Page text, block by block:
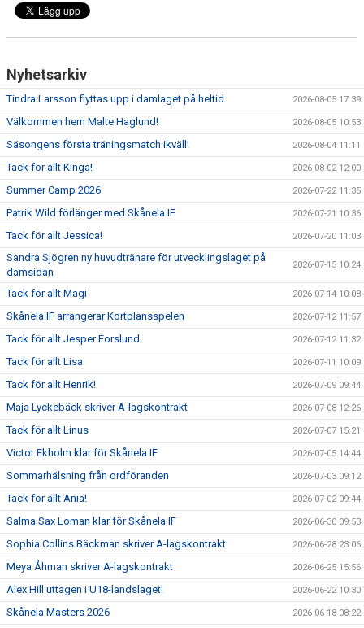
Nyhetsarkiv
Tindra Larsson flyttas upp i damlaget på heltid 2026-08-05 17:39
Välkommen hem Malte Haglund! 2026-08-05 10:53
Säsongens första träningsmatch ikväll! 2026-08-04 11:11
Tack för allt Kinga! 2026-08-02 12:00
Summer Camp 2026 2026-07-22 11:35
Patrik Wild förlänger med Skånela IF 2026-07-21 10:36
Tack för allt Jessica! 2026-07-20 11:03
Sandra Sjögren ny huvudtränare för utvecklingslaget på
damsidan
2026-07-15 10:24
Tack för allt Magi 2026-07-14 10:08
Skånela IF arrangerar Kortplansspelen 2026-07-12 11:57
Tack för allt Jesper Forslund 2026-07-12 11:32
Tack för allt Lisa 2026-07-11 10:09
Tack för allt Henrik! 2026-07-09 09:44
Maja Lyckebäck skriver A-lagskontrakt 2026-07-08 12:26
Tack för allt Linus 2026-07-07 15:21
Victor Ekholm klar för Skånela IF 2026-07-05 14:44
Sommarhälsning från ordföranden 2026-07-03 09:12
Tack för allt Ania! 2026-07-02 09:44
Salma Sax Loman klar för Skånela IF 2026-06-30 09:53
Sophia Collins Bäckman skriver A-lagskontrakt 2026-06-28 23:06
Meya Åhman skriver A-lagskontrakt 2026-06-25 15:56
Alex Hill uttagen i U18-landslaget! 2026-06-22 10:30
Skånela Masters 2026 2026-06-18 08:22